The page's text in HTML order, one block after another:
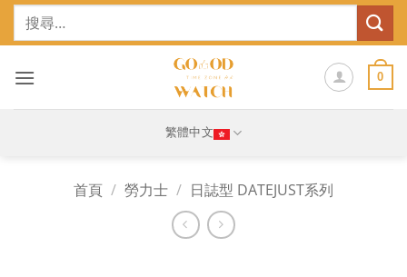
Skip
鍵
0
繁體中文
首頁 / 勞力士 / 日誌型 DATEJUST系列